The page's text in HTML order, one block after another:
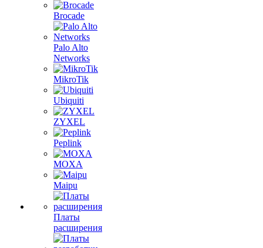
Brocade
Palo Alto
Networks
MikroTik
Ubiquiti
ZYXEL
Peplink
MOXA
Maipu
Платы
расширения